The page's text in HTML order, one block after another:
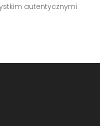
autentycznymi